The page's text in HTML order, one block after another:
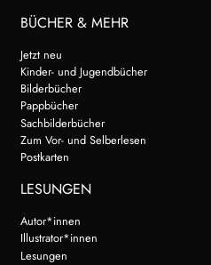
BÜCHER & MEHR
Jetzt neu
Kinder- und Jugendbücher
Bilderbücher
Pappbücher
Sachbilderbücher
Zum Vor- und Selberlesen
Postkarten
LESUNGEN
Autor*innen
Illustrator*innen
Lesungen